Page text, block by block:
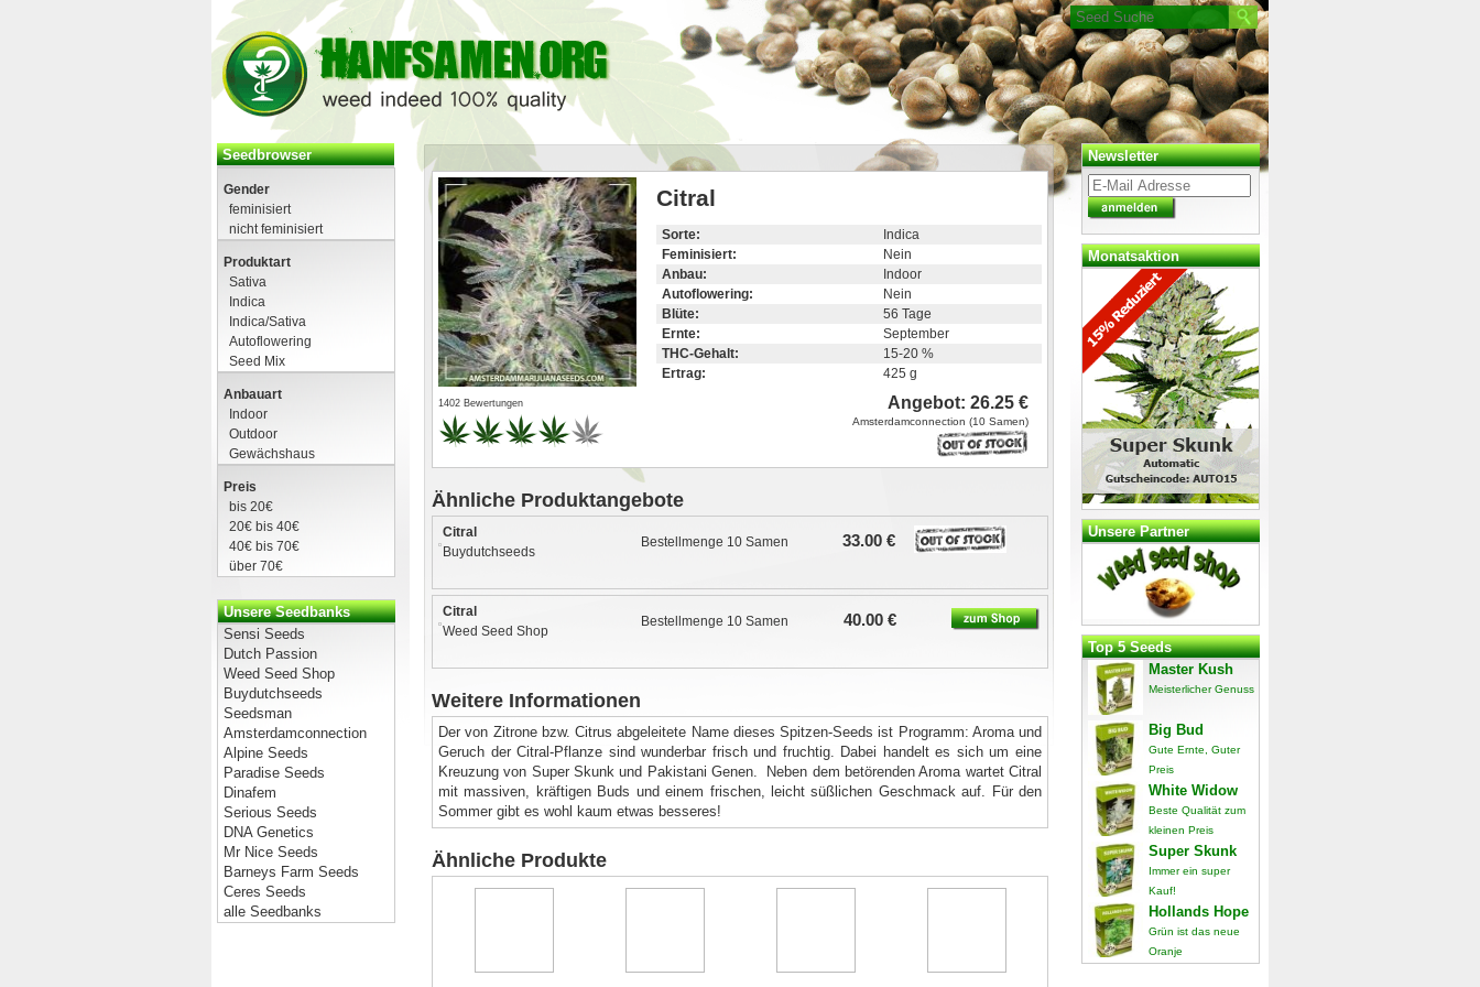
Seedbrowser
Gender
feminisiert
nicht feminisiert
Produktart
Sativa
Indica
Indica/Sativa
Autoflowering
Seed Mix
Anbauart
Indoor
Outdoor
Gewächshaus
Preis
bis 20€
20€ bis 40€
40€ bis 70€
über 70€
Unsere Seedbanks
Sensi Seeds
Dutch Passion
Weed Seed Shop
Buydutchseeds
Seedsman
Amsterdamconnection
Alpine Seeds
Paradise Seeds
Dinafem
Serious Seeds
DNA Genetics
Mr Nice Seeds
Barneys Farm Seeds
Ceres Seeds
alle Seedbanks
1402 Bewertungen
Citral
Sorte:
Indica
Feminisiert:
Nein
Anbau:
Indoor
Autoflowering:
Nein
Blüte:
56 Tage
Ernte:
September
THC-Gehalt:
15-20 %
Ertrag:
425 g
Angebot: 26.25 €
Amsterdamconnection (10 Samen)
Ähnliche Produktangebote
Citral
Buydutchseeds
Bestellmenge 10 Samen 33.00 €
Citral
Weed Seed Shop
Bestellmenge 10 Samen 40.00 €
Weitere Informationen
Der von Zitrone bzw. Citrus abgeleitete Name dieses Spitzen-Seeds ist Programm: Aroma und
Geruch der Citral-Pflanze sind wunderbar frisch und fruchtig. Dabei handelt es sich um eine
Kreuzung von Super Skunk und Pakistani Genen. Neben dem betörenden Aroma wartet Citral
mit massiven, kräftigen Buds und einem frischen, leicht süßlichen Geschmack auf. Für den
Sommer gibt es wohl kaum etwas besseres!
Ähnliche Produkte
Newsletter
Monatsaktion
Unsere Partner
Top 5 Seeds
Master Kush
Meisterlicher Genuss
Big Bud
Gute Ernte, Guter
Preis
White Widow
Beste Qualität zum
kleinen Preis
Super Skunk
Immer ein super
Kauf!
Hollands Hope
Grün ist das neue
Oranje